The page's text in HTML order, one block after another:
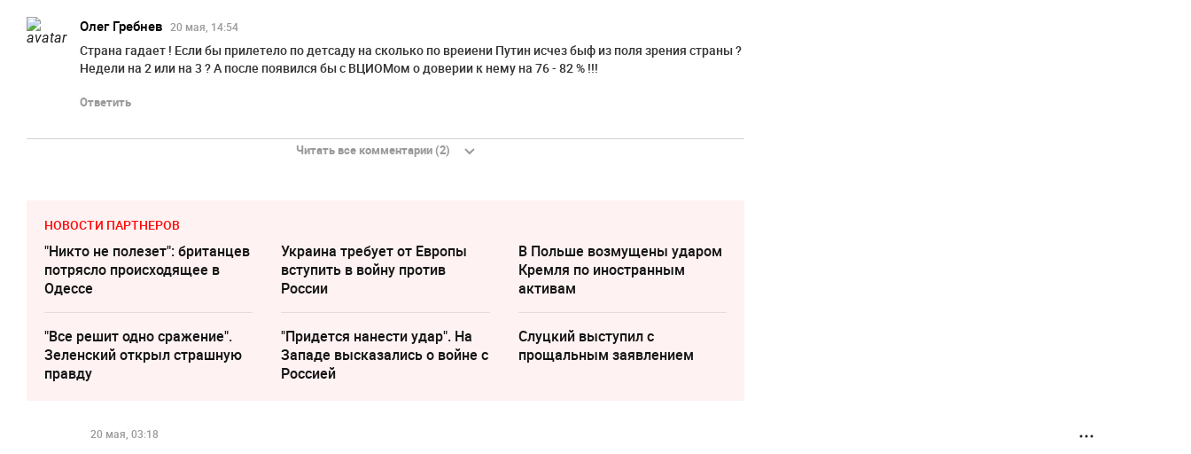
Олег Гребнев 20 мая, 14:54
Страна гадает ! Если бы прилетело по детсаду на сколько по вреиени Путин исчез быф из поля зрения страны ?
Недели на 2 или на 3 ? А после появился бы с ВЦИОМом о доверии к нему на 76 - 82 % !!!
Ответить
Читать все комментарии (2)
НОВОСТИ ПАРТНЕРОВ
"Никто не полезет": британцев
потрясло происходящее в
Одессе
Украина требует от Европы
вступить в войну против
России
В Польше возмущены ударом
Кремля по иностранным
активам
"Все решит одно сражение".
Зеленский открыл страшную
правду
"Придется нанести удар". На
Западе высказались о войне с
Россией
Слуцкий выступил с
прощальным заявлением
20 мая, 03:18